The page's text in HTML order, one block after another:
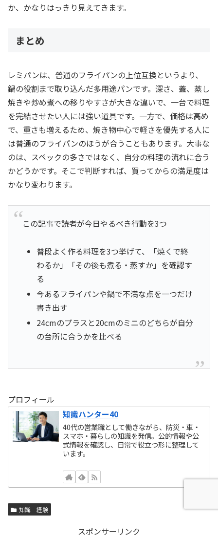
か、かなりはっきり見えてきます。
まとめ
レミパンは、普通のフライパンの上位互換というより、
鍋の役割まで取り込んだ多用途パンです。深さ、蓋、蒸し
焼きや炒め煮への移りやすさが大きな違いで、一台で料理
を完結させたい人には強い道具です。一方で、価格は高め
で、重さも増えるため、焼き物中心で軽さを優先する人に
は普通のフライパンのほうが合うこともあります。大事な
のは、スペックの多さではなく、自分の料理の流れに合う
かどうかです。そこで判断すれば、買ってからの満足度は
かなり変わります。
この記事で読者が今日やるべき行動を3つ
普段よく作る料理を3つ挙げて、「焼くで終
わるか」「その後も煮る・蒸すか」を確認す
る
今あるフライパンや鍋で不満な点を一つだけ
書き出す
24cmのプラスと20cmのミニのどちらが自分
の台所に合うかを比べる
プロフィール
知識ハンター40
40代の営業職として働きながら、防災・車・
スマホ・暮らしの知識を発信。公的情報や公
式情報を確認し、日常で役立つ形に整理して
います。
知識 経験
スポンサーリンク